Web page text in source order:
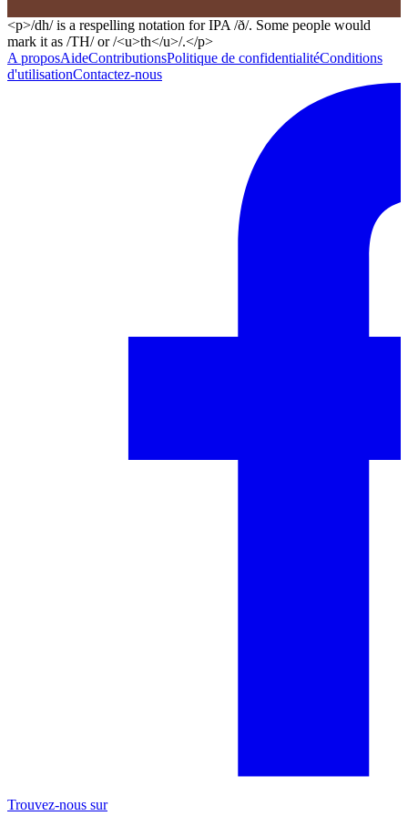
<p>/dh/ is a respelling notation for IPA /ð/. Some people would
mark it as /TH/ or /<u>th</u>/.</p>
A proposAideContributionsPolitique de confidentialitéConditions
d'utilisationContactez-nous
Trouvez-nous sur